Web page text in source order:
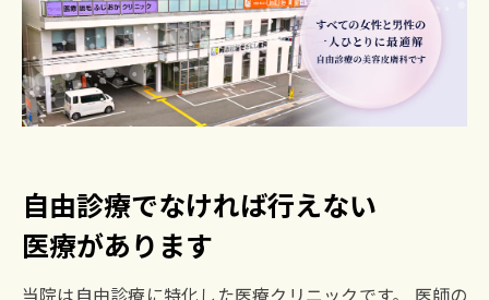
自由診療でなければ行えない
医療があります